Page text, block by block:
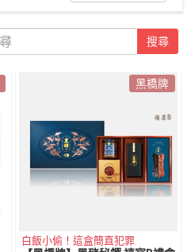
搜尋
黑橋牌
白飯小偷！這盒簡直犯罪